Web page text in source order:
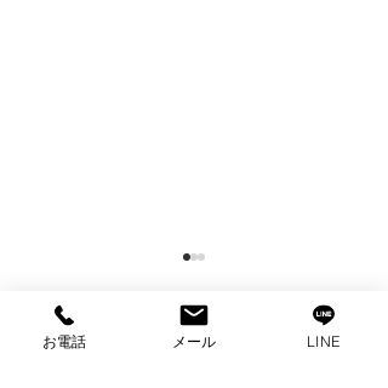
コメント
お電話 メール LINE